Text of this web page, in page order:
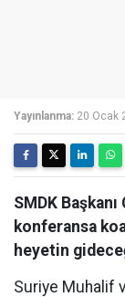
Yayınlanma: 20 Ocak
SMDK Başkanı
konferansa
heyetin
Suriye Muhalif